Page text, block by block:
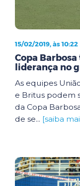
15/02/2019, às 10:22
Copa
liderança no
As equipes
e Britus podem
da Copa
de se... [saiba